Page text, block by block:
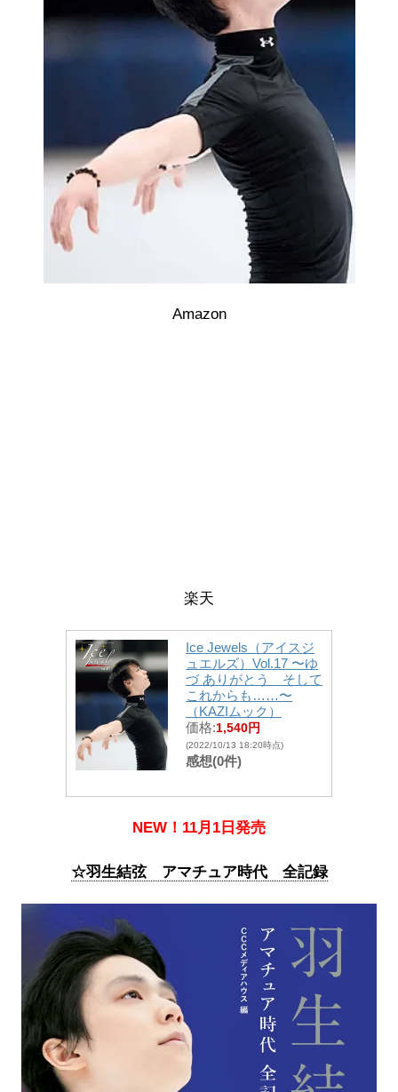
Amazon
楽天
Ice Jewels（アイスジ
ュエルズ）Vol.17 〜ゆ
づ ありがとう そして
これからも……〜
（KAZIムック）
価格:1,540円
(2022/10/13 18:20時点)
感想(0件)
NEW！11月1日発売
☆羽生結弦 アマチュア時代 全記録